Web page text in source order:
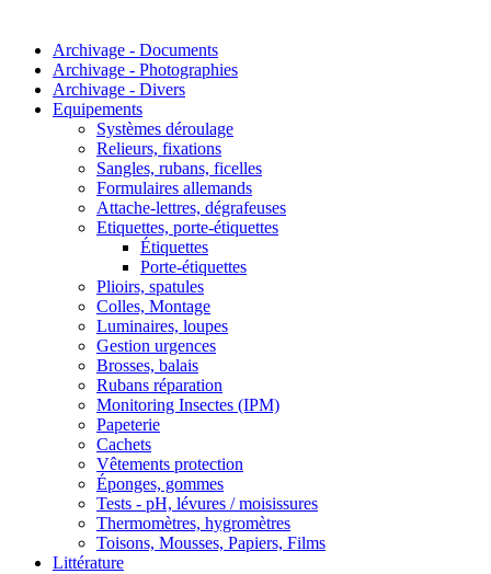
Archivage - Documents
Archivage - Photographies
Archivage - Divers
Equipements
Systèmes déroulage
Relieurs, fixations
Sangles, rubans, ficelles
Formulaires allemands
Attache-lettres, dégrafeuses
Etiquettes, porte-étiquettes
Étiquettes
Porte-étiquettes
Plioirs, spatules
Colles, Montage
Luminaires, loupes
Gestion urgences
Brosses, balais
Rubans réparation
Monitoring Insectes (IPM)
Papeterie
Cachets
Vêtements protection
Éponges, gommes
Tests - pH, lévures / moisissures
Thermomètres, hygromètres
Toisons, Mousses, Papiers, Films
Littérature